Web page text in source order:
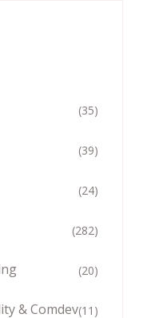
(35)
(39)
(24)
(282)
(20)
& Comdev(11)